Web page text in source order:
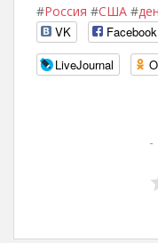
#Россия #США #
VK
Facebook
LiveJournal